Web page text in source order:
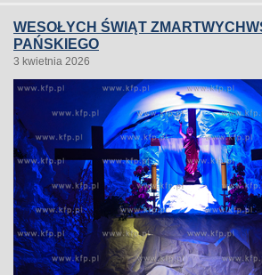
WESOŁYCH ŚWIĄT
PAŃSKIEGO
3 kwietnia 2026